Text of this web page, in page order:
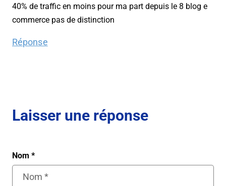
40% de traffic en moins pour ma part depuis le 8 blog e
commerce pas de distinction
Réponse
Laisser une réponse
Nom *